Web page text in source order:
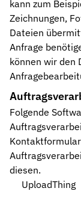
kann zum
Zeichnungen,
Dateien
Anfrage
können wir den
Folgende
diesen.
UploadThing